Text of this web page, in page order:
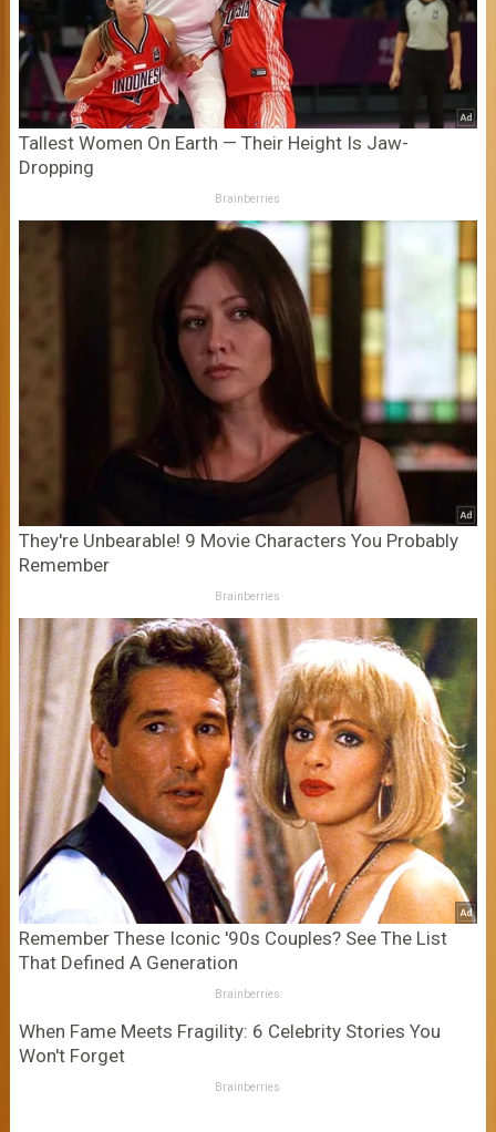
Tallest Women On Earth — Their Height Is Jaw-
Dropping
Brainberries
They're Unbearable! 9 Movie Characters You Probably
Remember
Brainberries
Remember These Iconic '90s Couples? See The List
That Defined A Generation
Brainberries
When Fame Meets Fragility: 6 Celebrity Stories You
Won't Forget
Brainberries